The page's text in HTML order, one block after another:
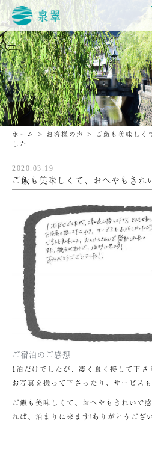
ホーム > お客様の声 > ご飯も美味しく
した
2020.03.19
ご飯も美味しくて、おへやもきれ
ご宿泊のご感想
1泊だけでしたが、凄く良く接して下さ
お写真を撮って下さったり、サービス
ご飯も美味しくて、おへやもきれいで
れば、泊まりに来ます!ありがとうござ